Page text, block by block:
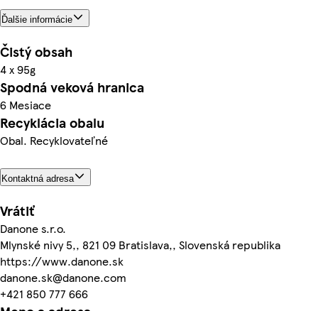
Ďalšie informácie
Čistý obsah
4 x 95g
Spodná veková hranica
6 Mesiace
Recyklácia obalu
Obal. Recyklovateľné
Kontaktná adresa
Vrátiť
Danone s.r.o.
Mlynské nivy 5,, 821 09 Bratislava,, Slovenská republika
https://www.danone.sk
danone.sk@danone.com
+421 850 777 666